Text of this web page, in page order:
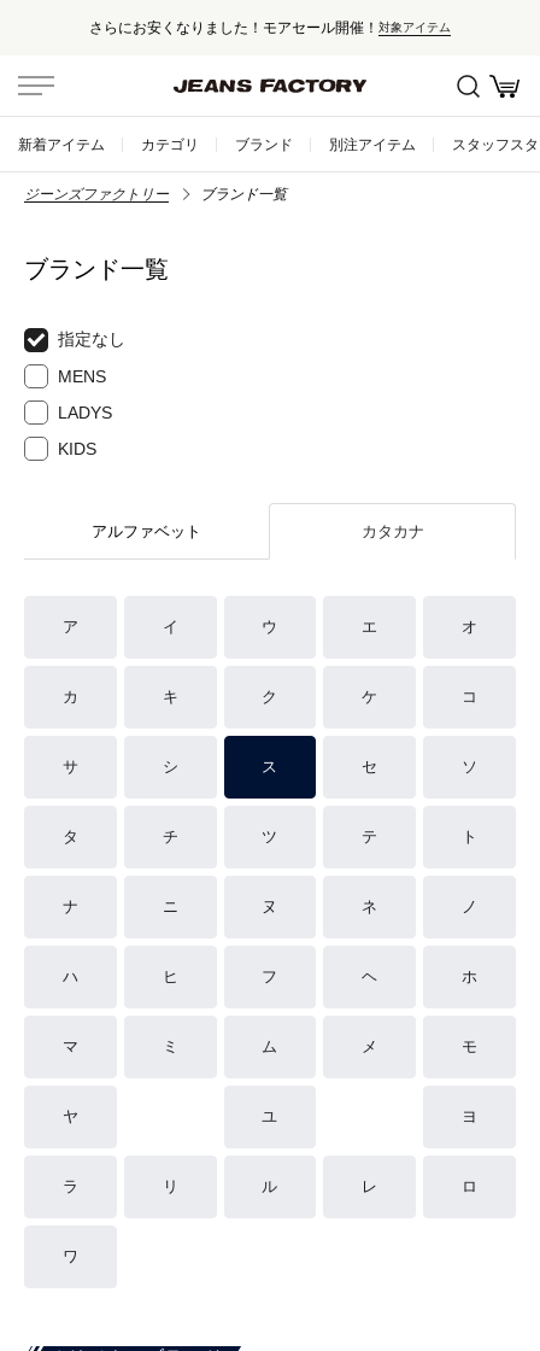
さらにお安くなりました！モアセール開催！ 対象アイテム
新着アイテム カテゴリ ブランド 別注アイテム スタッフス
ジーンズファクトリー ブランド一覧
ブランド一覧
指定なし
MENS
LADYS
KIDS
アルファベット カタカナ
ア イ ウ エ オ
カ キ ク ケ コ
サ シ ス セ ソ
タ チ ツ テ ト
ナ ニ ヌ ネ ノ
ハ ヒ フ ヘ ホ
マ ミ ム メ モ
ヤ ユ ヨ
ラ リ ル レ ロ
ワ